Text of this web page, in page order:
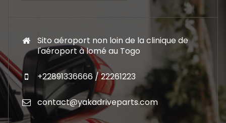
Sito aéroport non loin de la clinique de
l'aéroport à lomé au Togo
+22891336666 / 22261223
contact@yakadriveparts.com